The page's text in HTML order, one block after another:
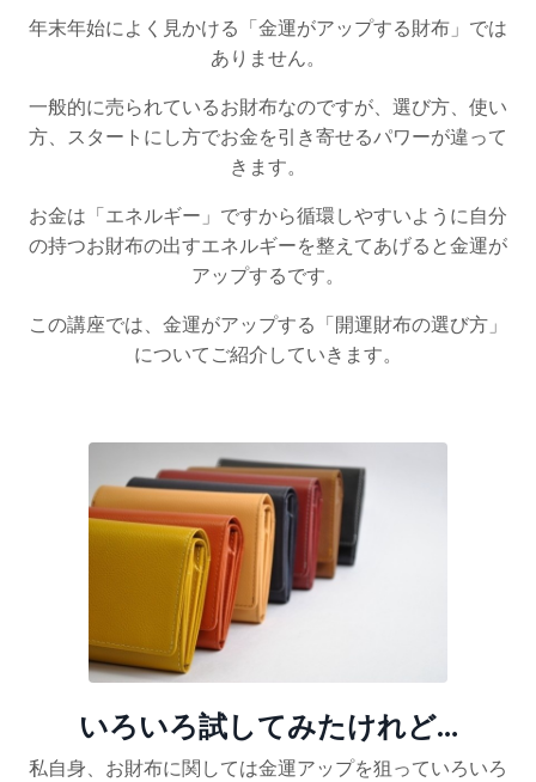
年末年始によく見かける「金運がアップする財布」では
ありません。
一般的に売られているお財布なのですが、選び方、使い
方、スタートにし方でお金を引き寄せるパワーが違って
きます。
お金は「エネルギー」ですから循環しやすいように自分
の持つお財布の出すエネルギーを整えてあげると金運が
アップするです。
この講座では、金運がアップする「開運財布の選び方」
についてご紹介していきます。
いろいろ試してみたけれど…
私自身、お財布に関しては金運アップを狙っていろいろ